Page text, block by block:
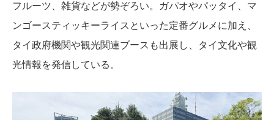
フルーツ、雑貨などが勢ぞろい。ガパオやパッタイ、マ
ンゴースティッキーライスといった定番グルメに加え、
タイ政府機関や観光関連ブースも出展し、タイ文化や観
光情報を発信している。